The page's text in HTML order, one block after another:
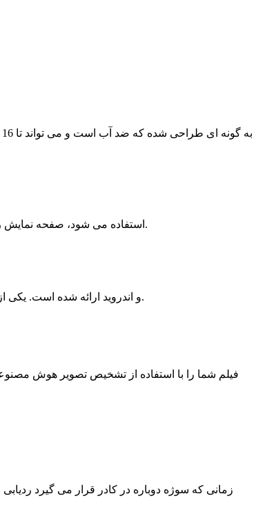
ماژول Core دارای صفحه نمایش لمسی با نمایش زنده و کنترل است. هنگامی که با 4K Boost Mod استفاده می شود، صفحه نمایش را می توان به صورت رو به جلو یا عقب تنظیم کرد.
برنامه ONE RS به صورت دانلود رایگان برای iOS و اندروید ارائه شده است. یکی از ویژگی های کلیدی آن مجموعه ای از توابع ویرایش خودکار بصری، از جمله برای محتوای 360 است.